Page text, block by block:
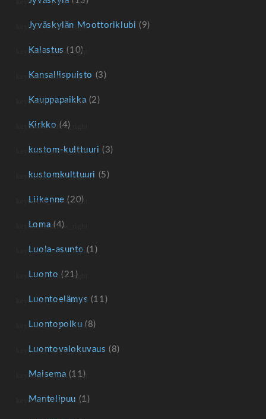
Jyväskylän Moottoriklubi (9)
Kalastus (10)
Kansallispuisto (3)
Kauppapaikka (2)
Kirkko (4)
kustom-kulttuuri (3)
kustomkulttuuri (5)
Liikenne (20)
Loma (4)
Luola-asunto (1)
Luonto (21)
Luontoelämys (11)
Luontopolku (8)
Luontovalokuvaus (8)
Maisema (11)
Mantelipuu (1)